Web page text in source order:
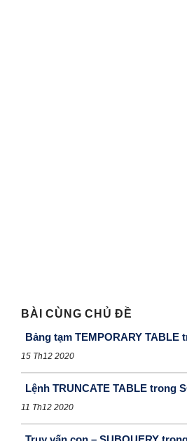
BÀI CÙNG CHỦ ĐỀ
Bảng tạm TEMPORARY TABLE
15 Th12 2020
Lệnh TRUNCATE TABLE trong
11 Th12 2020